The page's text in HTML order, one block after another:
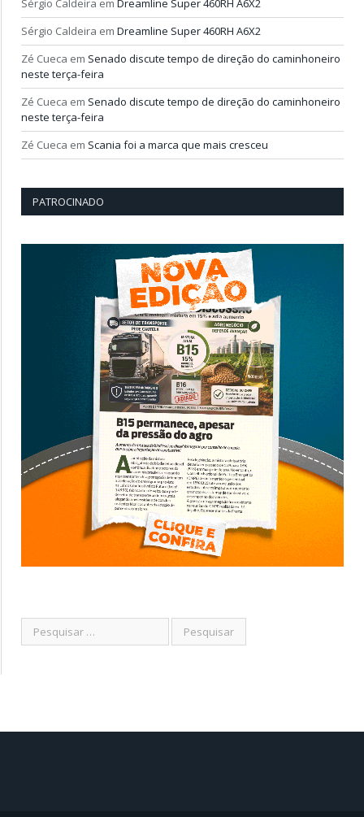
Sérgio Caldeira em Dreamline Super 460RH A6X2
Sérgio Caldeira em Dreamline Super 460RH A6X2
Zé Cueca em Senado discute tempo de direção do caminhoneiro
neste terça-feira
Zé Cueca em Senado discute tempo de direção do caminhoneiro
neste terça-feira
Zé Cueca em Scania foi a marca que mais cresceu
PATROCINADO